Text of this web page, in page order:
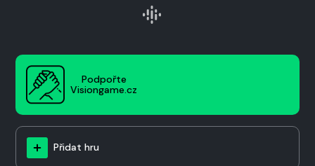
Podpořte
Visiongame.cz
Přidat hru